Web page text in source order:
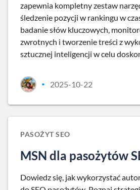
zapewnia kompletny zestaw
śledzenie pozycji w rankingu w
badanie słów kluczowych,
zwrotnych i tworzenie treści z
sztucznej inteligencji w celu
• 2025-10-22
PASOŻYT SEO
MSN dla pasożytów
Dowiedz się, jak wykorzystać